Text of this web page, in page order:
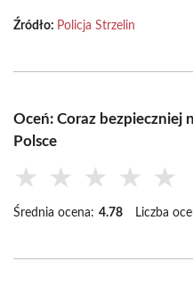
Źródło: Policja Strzelin
Oceń: Coraz bezpieczniej
Polsce
★ ★ ★ ★ ★
Średnia ocena: 4.78 Liczba